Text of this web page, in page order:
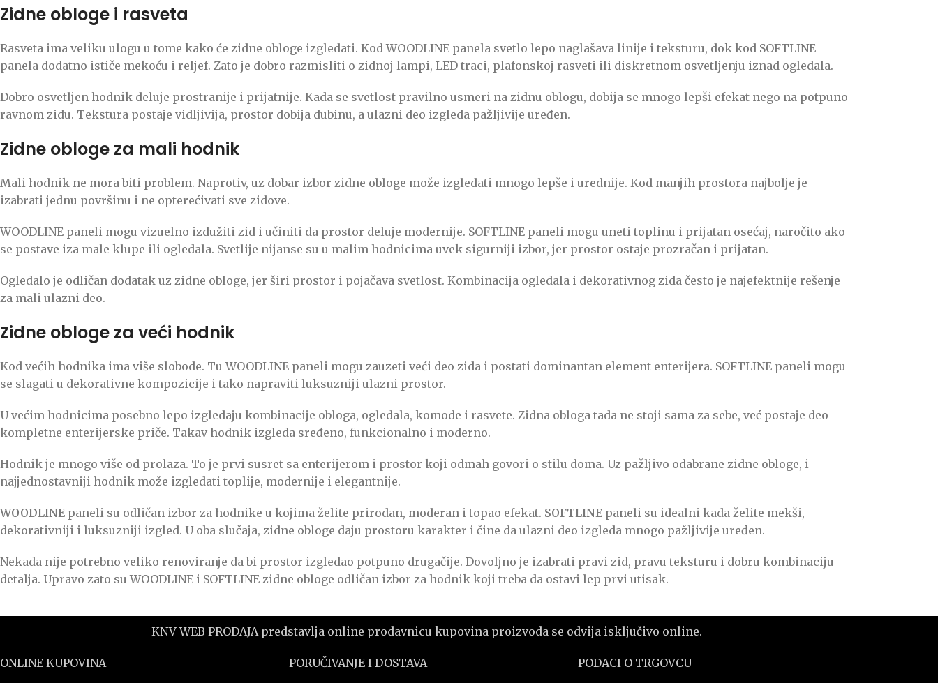
Zidne obloge i rasveta
Rasveta ima veliku ulogu u tome kako će zidne obloge izgledati. Kod WOODLINE panela svetlo lepo naglašava linije i teksturu, dok kod SOFTLINE
panela dodatno ističe mekoću i reljef. Zato je dobro razmisliti o zidnoj lampi, LED traci, plafonskoj rasveti ili diskretnom osvetljenju iznad ogledala.
Dobro osvetljen hodnik deluje prostranije i prijatnije. Kada se svetlost pravilno usmeri na zidnu oblogu, dobija se mnogo lepši efekat nego na potpuno
ravnom zidu. Tekstura postaje vidljivija, prostor dobija dubinu, a ulazni deo izgleda pažljivije uređen.
Zidne obloge za mali hodnik
Mali hodnik ne mora biti problem. Naprotiv, uz dobar izbor zidne obloge može izgledati mnogo lepše i urednije. Kod manjih prostora najbolje je
izabrati jednu površinu i ne opterećivati sve zidove.
WOODLINE paneli mogu vizuelno izdužiti zid i učiniti da prostor deluje modernije. SOFTLINE paneli mogu uneti toplinu i prijatan osećaj, naročito ako
se postave iza male klupe ili ogledala. Svetlije nijanse su u malim hodnicima uvek sigurniji izbor, jer prostor ostaje prozračan i prijatan.
Ogledalo je odličan dodatak uz zidne obloge, jer širi prostor i pojačava svetlost. Kombinacija ogledala i dekorativnog zida često je najefektnije rešenje
za mali ulazni deo.
Zidne obloge za veći hodnik
Kod većih hodnika ima više slobode. Tu WOODLINE paneli mogu zauzeti veći deo zida i postati dominantan element enterijera. SOFTLINE paneli mogu
se slagati u dekorativne kompozicije i tako napraviti luksuzniji ulazni prostor.
U većim hodnicima posebno lepo izgledaju kombinacije obloga, ogledala, komode i rasvete. Zidna obloga tada ne stoji sama za sebe, već postaje deo
kompletne enterijerske priče. Takav hodnik izgleda sređeno, funkcionalno i moderno.
Hodnik je mnogo više od prolaza. To je prvi susret sa enterijerom i prostor koji odmah govori o stilu doma. Uz pažljivo odabrane zidne obloge, i
najjednostavniji hodnik može izgledati toplije, modernije i elegantnije.
WOODLINE paneli su odličan izbor za hodnike u kojima želite prirodan, moderan i topao efekat. SOFTLINE paneli su idealni kada želite mekši,
dekorativniji i luksuzniji izgled. U oba slučaja, zidne obloge daju prostoru karakter i čine da ulazni deo izgleda mnogo pažljivije uređen.
Nekada nije potrebno veliko renoviranje da bi prostor izgledao potpuno drugačije. Dovoljno je izabrati pravi zid, pravu teksturu i dobru kombinaciju
detalja. Upravo zato su WOODLINE i SOFTLINE zidne obloge odličan izbor za hodnik koji treba da ostavi lep prvi utisak.
KNV WEB PRODAJA predstavlja online prodavnicu kupovina proizvoda se odvija isključivo online.
ONLINE KUPOVINA PORUČIVANJE I DOSTAVA PODACI O TRGOVCU